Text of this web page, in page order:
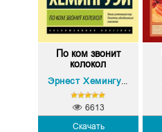
По ком звонит
колокол
Эрнест Хемингуэй
Скачать
6613